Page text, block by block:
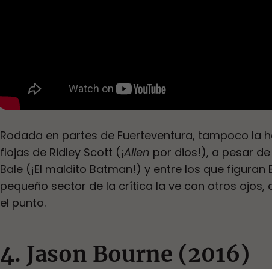
Rodada en partes de Fuerteventura, tampoco la
flojas de Ridley Scott (¡Alien por dios!), a pesar
Bale (¡El maldito Batman!) y entre los que figuran
pequeño sector de la crítica la ve con otros ojos,
el punto.
4. Jason Bourne (2016)